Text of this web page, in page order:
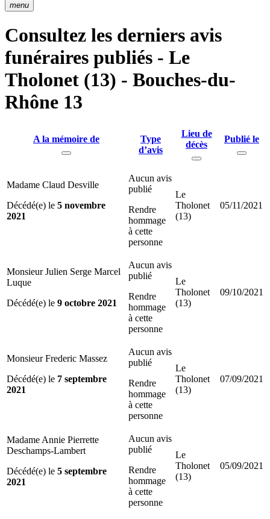
menu
Consultez les derniers avis
funéraires publiés - Le
Tholonet (13) - Bouches-du-
Rhône 13
A la mémoire de
Type
d’avis
Lieu de
décès
Publié le
Madame Claud Desville
Décédé(e) le 5 novembre
2021
Aucun avis
publié
Rendre
hommage
à cette
personne
Le
Tholonet
(13)
05/11/2021
Monsieur Julien Serge Marcel
Luque
Décédé(e) le 9 octobre 2021
Aucun avis
publié
Rendre
hommage
à cette
personne
Le
Tholonet
(13)
09/10/2021
Monsieur Frederic Massez
Décédé(e) le 7 septembre
2021
Aucun avis
publié
Rendre
hommage
à cette
personne
Le
Tholonet
(13)
07/09/2021
Madame Annie Pierrette
Deschamps-Lambert
Décédé(e) le 5 septembre
2021
Aucun avis
publié
Rendre
hommage
à cette
personne
Le
Tholonet
(13)
05/09/2021